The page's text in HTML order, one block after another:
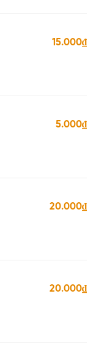
15.000₫
5.000₫
20.000₫
20.000₫